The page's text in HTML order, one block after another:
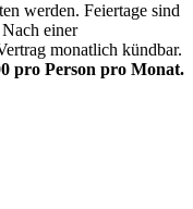
werden. Feiertage sind
einer
monatlich kündbar.
pro Person pro Monat.